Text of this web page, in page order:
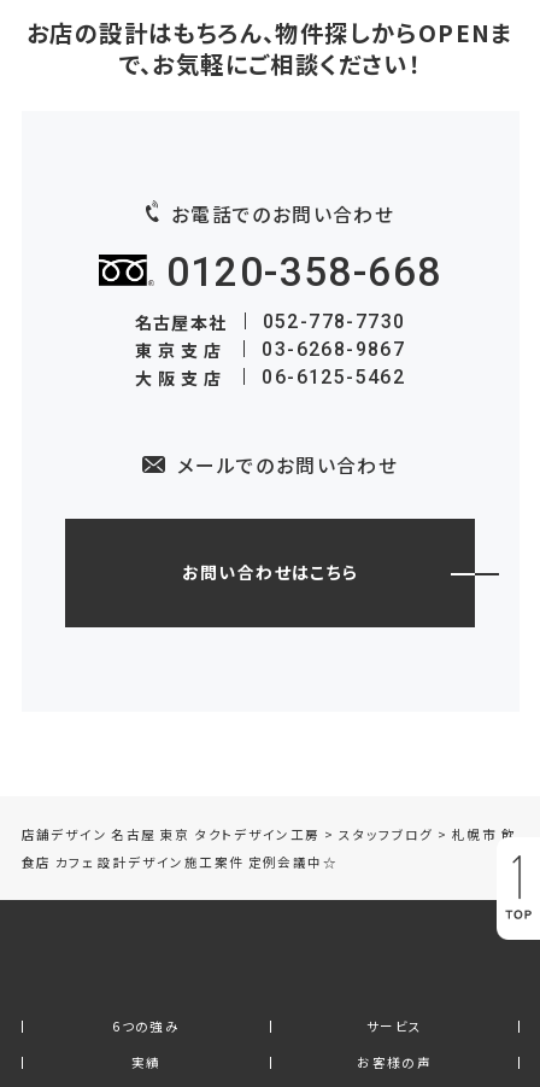
お店の設計はもちろん、物件探しからOPENま
で、お気軽にご相談ください！
お電話でのお問い合わせ
0120-358-668
名古屋本社 052-778-7730
東京支店 03-6268-9867
大阪支店 06-6125-5462
メールでのお問い合わせ
お問い合わせはこちら
店舗デザイン 名古屋 東京 タクトデザイン工房 > スタッフブログ > 札幌市 飲
食店 カフェ 設計デザイン施工案件 定例会議中☆
6つの強み
サービス
実績
お客様の声